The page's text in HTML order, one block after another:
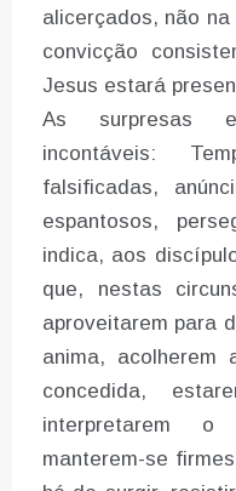
alicerçados, não
convicção
Jesus estará
As surpresas
incontáveis:
falsificadas,
espantosos,
indica, aos
que, nestas
aproveitarem para
anima, acolherem
concedida,
interpretarem
manterem-se